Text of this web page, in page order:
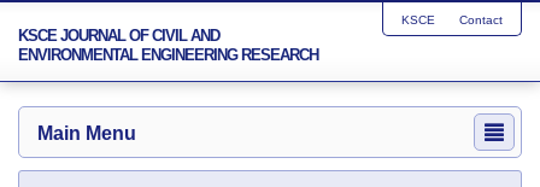
KSCE JOURNAL OF CIVIL AND
ENVIRONMENTAL ENGINEERING RESEARCH
KSCE Contact
Main Menu